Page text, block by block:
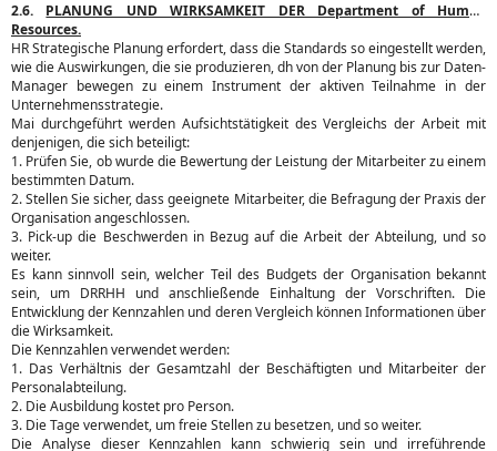
2.6. PLANUNG UND WIRKSAMKEIT DER Department of Human
Resources.
HR Strategische Planung erfordert, dass die Standards so eingestellt werden,
wie die Auswirkungen, die sie produzieren, dh von der Planung bis zur Daten-
Manager bewegen zu einem Instrument der aktiven Teilnahme in der
Unternehmensstrategie.
Mai durchgeführt werden Aufsichtstätigkeit des Vergleichs der Arbeit mit
denjenigen, die sich beteiligt:
1. Prüfen Sie, ob wurde die Bewertung der Leistung der Mitarbeiter zu einem
bestimmten Datum.
2. Stellen Sie sicher, dass geeignete Mitarbeiter, die Befragung der Praxis der
Organisation angeschlossen.
3. Pick-up die Beschwerden in Bezug auf die Arbeit der Abteilung, und so
weiter.
Es kann sinnvoll sein, welcher Teil des Budgets der Organisation bekannt
sein, um DRRHH und anschließende Einhaltung der Vorschriften. Die
Entwicklung der Kennzahlen und deren Vergleich können Informationen über
die Wirksamkeit.
Die Kennzahlen verwendet werden:
1. Das Verhältnis der Gesamtzahl der Beschäftigten und Mitarbeiter der
Personalabteilung.
2. Die Ausbildung kostet pro Person.
3. Die Tage verwendet, um freie Stellen zu besetzen, und so weiter.
Die Analyse dieser Kennzahlen kann schwierig sein und irreführende